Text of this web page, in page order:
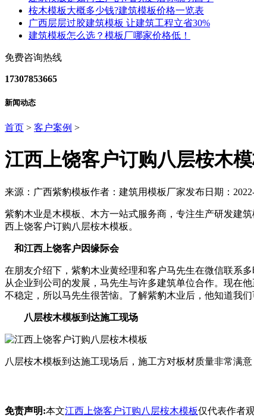
桉木模板大概多少钱?建筑模板价格一览表
广西层层过胶建筑模板 让建筑工程立省30%
建筑模板怎么选？模板厂哪家价格低！
免费咨询热线
17307853665
新闻动态
首页 > 客户案例 >
江西上饶客户订购八层桉木
来源：广西紫豹模板作者：建筑用模板厂家发布日期：
紫豹木业是木模板、木方一站式服务商，专注生产研发建
西上饶客户订购八层桉木模板。
和江西上饶客户因缘际会
在朋友介绍下，紫豹木业黄经理和客户马先生在微信联系
从企业到公司的发展，马先生与许多建筑单位合作。现在
不稳定，所以马先生很苦恼。了解紫豹木业后，他知道我
八层桉木模板到达施工现场
八层桉木模板到达施工现场后，施工方对板材质量非常满意
免责声明:本文江西上饶客户订购八层桉木模板仅代表作者